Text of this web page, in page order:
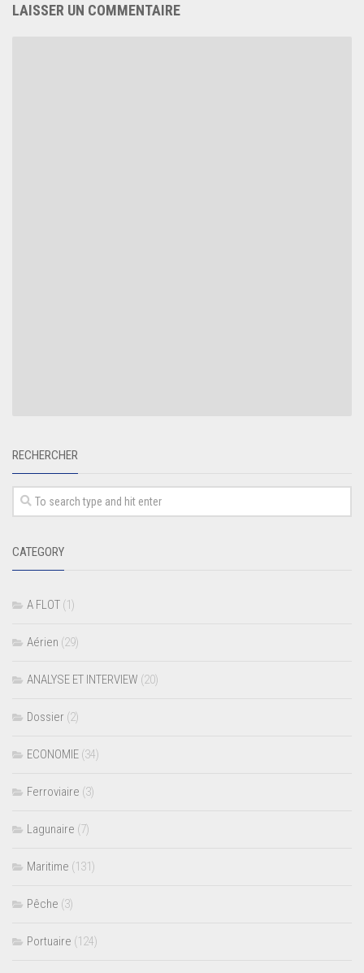
LAISSER UN COMMENTAIRE
RECHERCHER
CATEGORY
A FLOT (1)
Aérien (29)
ANALYSE ET INTERVIEW (20)
Dossier (2)
ECONOMIE (34)
Ferroviaire (3)
Lagunaire (7)
Maritime (131)
Pêche (3)
Portuaire (124)